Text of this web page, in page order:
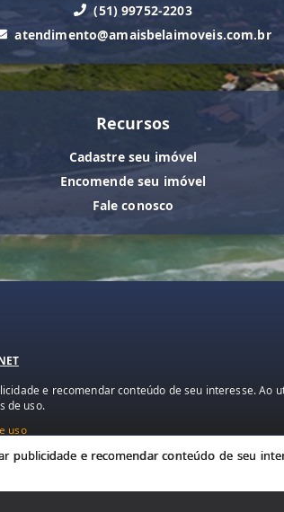
(51) 99752-2203
atendimento@amaisbelaimoveis.com.br
Recursos
Cadastre seu imóvel
Encomende seu imóvel
Fale conosco
e recomendar conteúdo de seu interesse. Ao
de uso.
uso
publicidade e recomendar conteúdo de seu